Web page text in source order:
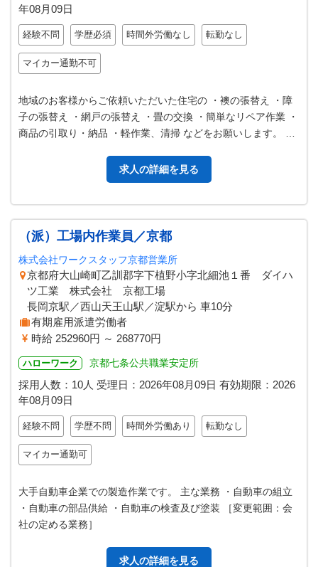
年08月09日
経験不問 学歴必須 時間外労働なし 転勤なし
マイカー通勤不可
地域のお客様からご依頼いただいた住宅の ・襖の張替え ・障
子の張替え ・網戸の張替え ・畳の交換 ・簡単なリペア作業 ・
商品の引取り・納品 ・軽作業、清掃 などをお願いします。 ＊
求人の詳細を見る
（派）工場内作業員／京都
株式会社ワークスタッフ京都営業所
京都府大山崎町乙訓郡字下植野小字北細池１番 ダイハ
ツ工業 株式会社 京都工場
長岡京駅／西山天王山駅／淀駅から 車10分
有期雇用派遣労働者
時給 252960円 ～ 268770円
ハローワーク 京都七条公共職業安定所
採用人数：10人 受理日： 2026年08月09日 有効期限： 2026
年08月09日
経験不問 学歴不問 時間外労働あり 転勤なし
マイカー通勤可
大手自動車企業での製造作業です。 主な業務 ・自動車の組立
・自動車の部品供給 ・自動車の検査及び塗装 ［変更範囲：会
社の定める業務］
求人の詳細を見る